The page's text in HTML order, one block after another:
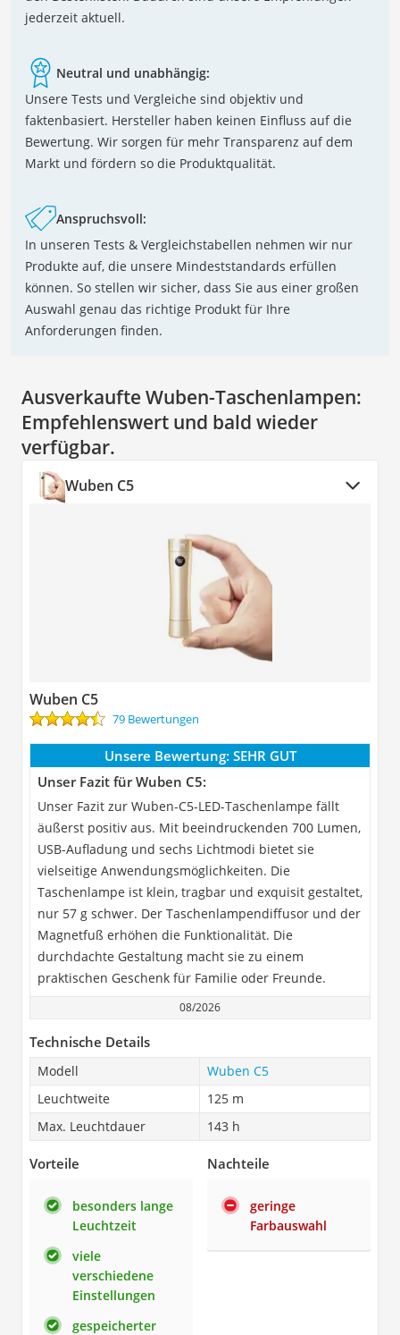
jederzeit aktuell.
Neutral und unabhängig:
Unsere Tests und Vergleiche sind objektiv und
faktenbasiert. Hersteller haben keinen Einfluss auf die
Bewertung. Wir sorgen für mehr Transparenz auf dem
Markt und fördern so die Produktqualität.
Anspruchsvoll:
In unseren Tests & Vergleichstabellen nehmen wir nur
Produkte auf, die unsere Mindeststandards erfüllen
können. So stellen wir sicher, dass Sie aus einer großen
Auswahl genau das richtige Produkt für Ihre
Anforderungen finden.
Ausverkaufte Wuben-Taschenlampen:
Empfehlenswert und bald wieder
verfügbar.
Wuben C5
Wuben C5
79 Bewertungen
Unsere Bewertung: SEHR GUT
Unser Fazit für Wuben C5:
Unser Fazit zur Wuben-C5-LED-Taschenlampe fällt
äußerst positiv aus. Mit beeindruckenden 700 Lumen,
USB-Aufladung und sechs Lichtmodi bietet sie
vielseitige Anwendungsmöglichkeiten. Die
Taschenlampe ist klein, tragbar und exquisit gestaltet,
nur 57 g schwer. Der Taschenlampendiffusor und der
Magnetfuß erhöhen die Funktionalität. Die
durchdachte Gestaltung macht sie zu einem
praktischen Geschenk für Familie oder Freunde.
08/2026
Technische Details
Modell
Wuben C5
Leuchtweite
125 m
Max. Leuchtdauer
143 h
Vorteile
besonders lange
Leuchtzeit
viele
verschiedene
Einstellungen
gespeicherter
Nachteile
geringe
Farbauswahl